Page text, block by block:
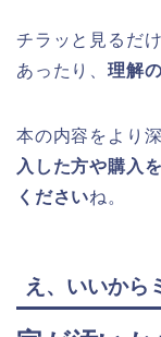
チラッと見るだ
あったり、 理解
本の内容をより
入した方や購入
くださいね。
え、いいから